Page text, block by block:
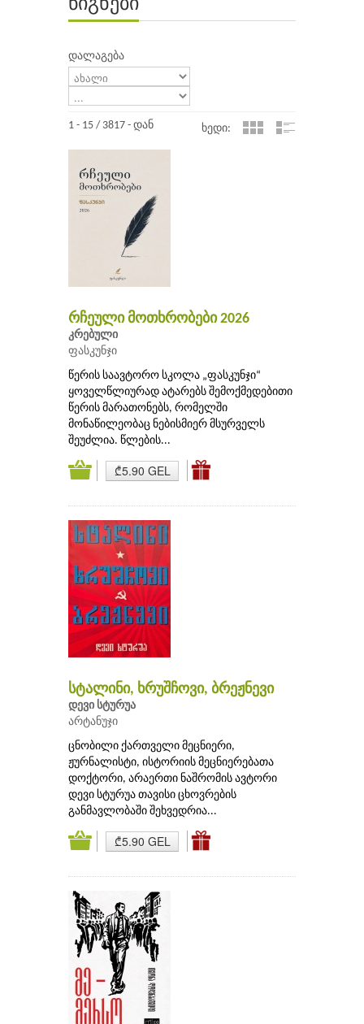
ავტორებიწიგნები
დალაგება
1 - 15 / 3817 - დან ხედი:
რჩეული მოთხრობები 2026
კრებული
ფასკუნჯი
წერის საავტორო სკოლა „ფასკუნჯი“
ყოველწლიურად ატარებს შემოქმედებითი
წერის მარათონებს, რომელში
მონაწილეობაც ნებისმიერ მსურველს
შეუძლია. წლების...
₾5.90 GEL
სტალინი, ხრუშჩოვი, ბრეჟნევი
დევი სტურუა
არტანუჯი
ცნობილი ქართველი მეცნიერი,
ჟურნალისტი, ისტორიის მეცნიერებათა
დოქტორი, არაერთი ნაშრომის ავტორი
დევი სტურუა თავისი ცხოვრების
განმავლობაში შეხვედრია...
₾5.90 GEL